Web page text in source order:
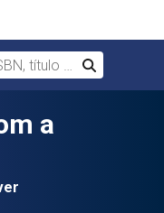
título o autor
Buscar
a